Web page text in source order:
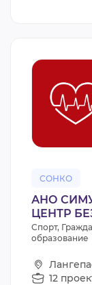
СОНКО
АНО
ЦЕНТР
Спорт,
образование
12